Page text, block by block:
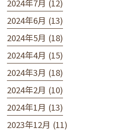
2024年7月 (12)
2024年6月 (13)
2024年5月 (18)
2024年4月 (15)
2024年3月 (18)
2024年2月 (10)
2024年1月 (13)
2023年12月 (11)